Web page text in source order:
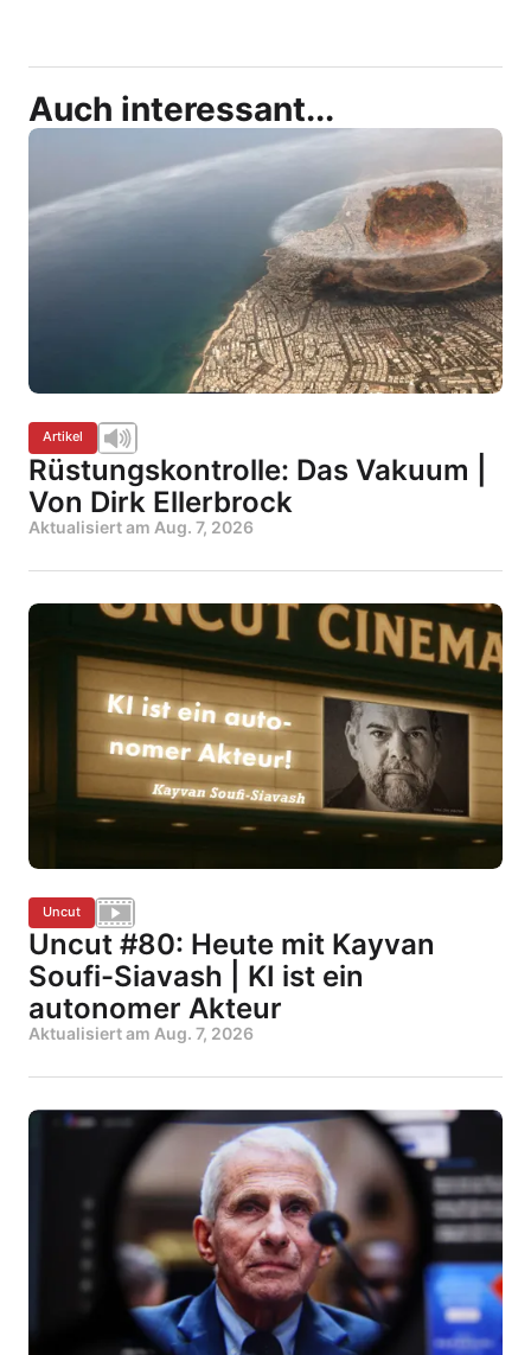
Auch interessant...
Artikel
Rüstungskontrolle: Das Vakuum |
Von Dirk Ellerbrock
Aktualisiert am Aug. 7, 2026
Uncut
Uncut #80: Heute mit Kayvan
Soufi-Siavash | KI ist ein
autonomer Akteur
Aktualisiert am Aug. 7, 2026